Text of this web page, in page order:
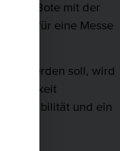
DHL-Bote mit der
Hotel für eine Messe
werden soll, wird
Flexibilität und ein